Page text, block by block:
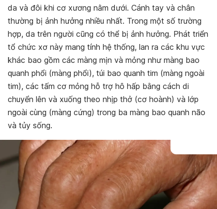
da và đôi khi cơ xương nằm dưới. Cánh tay và chân
thường bị ảnh hưởng nhiều nhất. Trong một số trường
hợp, da trên người cũng có thể bị ảnh hưởng. Phát triển
tổ chức xơ này mang tính hệ thống, lan ra các khu vực
khác bao gồm các màng mịn và mỏng như màng bao
quanh phổi (màng phổi), túi bao quanh tim (màng ngoài
tim), các tấm cơ mỏng hỗ trợ hô hấp bằng cách di
chuyển lên và xuống theo nhịp thở (cơ hoành) và lớp
ngoài cùng (màng cứng) trong ba màng bao quanh não
và tủy sống.